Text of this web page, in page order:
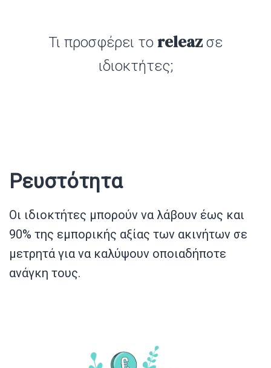
Τι προσφέρει το releaz σε
ιδιοκτήτες;
Ρευστότητα
Οι ιδιοκτήτες μπορούν να λάβουν έως και
90% της εμπορικής αξίας των ακινήτων σε
μετρητά για να καλύψουν οποιαδήποτε
ανάγκη τους.